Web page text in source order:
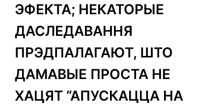
ЭФЕКТА; НЕКАТОРЫЕ
ДАСЛЕДАВАННЯ
ПРЭДПАЛАГАЮТ, ШТО
ДАМАВЫЕ ПРОСТА НЕ
ХАЦЯТ “АПУСКАЦЦА НА